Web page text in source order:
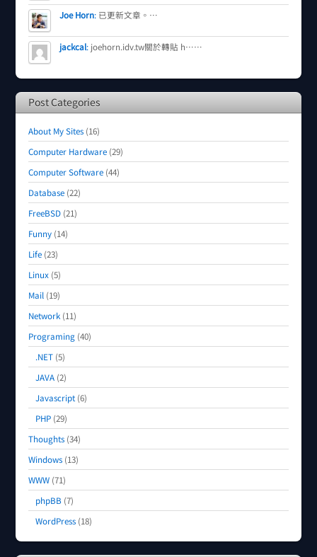
Joe Horn: 已更新文章。…
jackcal: joehorn.idv.tw關於轉貼 h……
Post Categories
About My Sites (16)
Computer Hardware (29)
Computer Software (44)
Database (22)
FreeBSD (21)
Funny (14)
Life (23)
Linux (5)
Mail (19)
Network (11)
Programing (40)
.NET (5)
JAVA (2)
Javascript (6)
PHP (29)
Thoughts (34)
Windows (13)
WWW (71)
phpBB (7)
WordPress (18)